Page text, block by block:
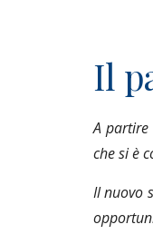
Il
A partire
che si è
Il nuovo